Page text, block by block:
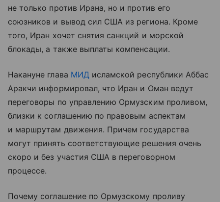
не только против Ирана, но и против его
союзников и вывод сил США из региона. Кроме
того, Иран хочет снятия санкций и морской
блокады, а также выплаты компенсации.
Накануне глава МИДисламской республики Аббас
Аракчи информировал, что Иран и Оман ведут
переговоры по управлению Ормузским проливом,
близки к соглашению по правовым аспектам
и маршрутам движения. Причем государства
могут принять соответствующие решения очень
скоро и без участия США в переговорном
процессе.
Почему соглашение по Ормузскому проливу